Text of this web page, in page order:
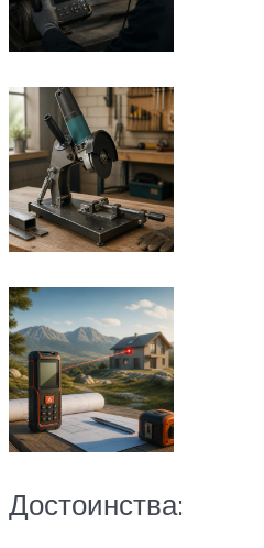
Достоинства: